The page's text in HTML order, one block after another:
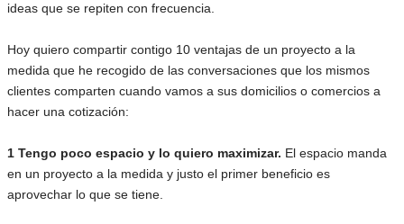
ideas que se repiten con frecuencia.
Hoy quiero compartir contigo 10 ventajas de un proyecto a la
medida que he recogido de las conversaciones que los mismos
clientes comparten cuando vamos a sus domicilios o comercios a
hacer una cotización:
1 Tengo poco espacio y lo quiero maximizar. El espacio manda
en un proyecto a la medida y justo el primer beneficio es
aprovechar lo que se tiene.